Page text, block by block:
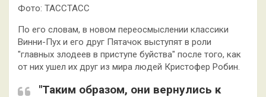
Фото: ТАССТАСС
По его словам, в новом переосмыслении классики
Винни-Пух и его друг Пятачок выступят в роли
"главных злодеев в приступе буйства" после того, как
от них ушел их друг из мира людей Кристофер Робин.
"Таким образом, они вернулись к